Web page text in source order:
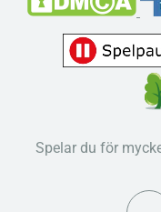
Spelar du för